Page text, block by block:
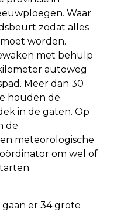
Waar
zodat alles
worden.
met behulp
autoweg
Meer dan 30
houden de
in de gaten. Op
de
meteorologische
om wel of
er 34 grote